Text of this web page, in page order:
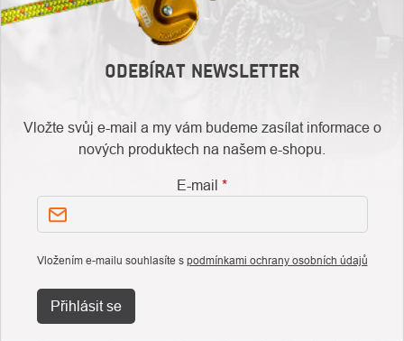
ODEBÍRAT NEWSLETTER
Vložte svůj e-mail a my vám budeme zasílat informace o
nových produktech na našem e-shopu.
E-mail
Vložením e-mailu souhlasíte s podmínkami ochrany osobních údajů
Přihlásit se